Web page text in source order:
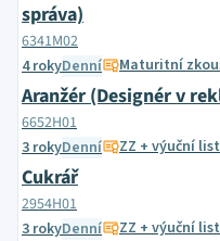
správa)
6341M02
4 rokyDenní Maturitní
Aranžér (Designér v
6652H01
3 rokyDenní ZZ + výuční list
Cukrář
2954H01
3 rokyDenní ZZ + výuční list